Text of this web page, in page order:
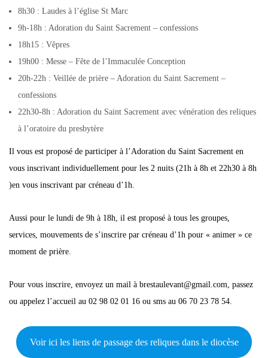
8h30 : Laudes à l’église St Marc
9h-18h : Adoration du Saint Sacrement – confessions
18h15 : Vêpres
19h00 : Messe – Fête de l’Immaculée Conception
20h-22h : Veillée de prière – Adoration du Saint Sacrement –
confessions
22h30-8h : Adoration du Saint Sacrement avec vénération des reliques
à l’oratoire du presbytère
Il vous est proposé de participer à l’Adoration du Saint Sacrement en
vous inscrivant individuellement pour les 2 nuits (21h à 8h et 22h30 à 8h
)en vous inscrivant par créneau d’1h.
Aussi pour le lundi de 9h à 18h, il est proposé à tous les groupes,
services, mouvements de s’inscrire par créneau d’1h pour « animer » ce
moment de prière.
Pour vous inscrire, envoyez un mail à brestaulevant@gmail.com, passez
ou appelez l’accueil au 02 98 02 01 16 ou sms au 06 70 23 78 54.
Voir ici les liens de passage des reliques dans le diocèse